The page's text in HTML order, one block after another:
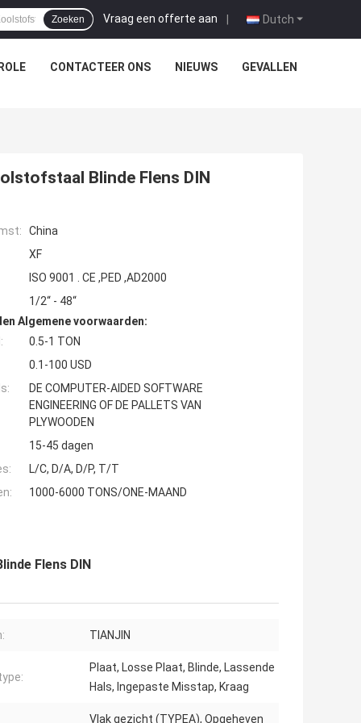
Dutch
Vraag een offerte aan |
Zoeken
CONTACTEER ONS NIEUWS GEVALLEN
Blinde Flens DIN
China
XF
ISO 9001 . CE ,PED ,AD2000
1/2“ - 48“
Algemene voorwaarden:
0.5-1 TON
0.1-100 USD
DE COMPUTER-AIDED SOFTWARE
ENGINEERING OF DE PALLETS VAN
PLYWOODEN
15-45 dagen
L/C, D/A, D/P, T/T
1000-6000 TONS/ONE-MAAND
Flens DIN
TIANJIN
Plaat, Losse Plaat, Blinde, Lassende
Hals, Ingepaste Misstap, Kraag
Vlak gezicht (TYPEA), Opgeheven